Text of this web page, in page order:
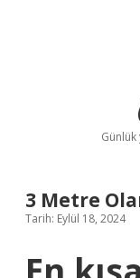
3 Metre
Tarih: Eylül 18, 2024